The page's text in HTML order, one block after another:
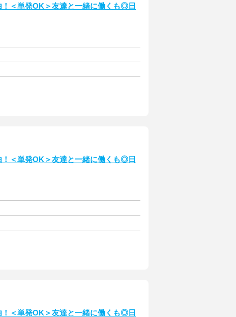
！＜単発OK＞友達と一緒に働くも◎日
！＜単発OK＞友達と一緒に働くも◎日
！＜単発OK＞友達と一緒に働くも◎日